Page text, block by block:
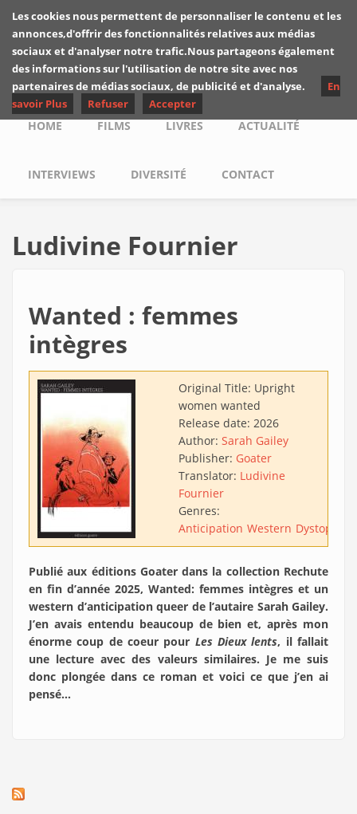
Skip to main content
Les critiques de
Yuyine
Main menu
HOME FILMS LIVRES ACTUALITÉ
INTERVIEWS DIVERSITÉ CONTACT
Ludivine Fournier
Wanted : femmes
intègres
Original Title: Upright
women wanted
Release date: 2026
Author: Sarah Gailey
Publisher: Goater
Translator: Ludivine
Fournier
Genres:
Anticipation Western Dystopie
Publié aux éditions Goater dans la collection Rechute
en fin d’année 2025, Wanted: femmes intègres et un
western d’anticipation queer de l’autaire Sarah Gailey.
J’en avais entendu beaucoup de bien et, après mon
énorme coup de coeur pour Les Dieux lents, il fallait
une lecture avec des valeurs similaires. Je me suis
donc plongée dans ce roman et voici ce que j’en ai
pensé…
Les cookies nous permettent de personnaliser le contenu et les
annonces,d'offrir des fonctionnalités relatives aux médias
sociaux et d'analyser notre trafic.Nous partageons également
des informations sur l'utilisation de notre site avec nos
partenaires de médias sociaux, de publicité et d'analyse.
En
savoir Plus
Refuser Accepter